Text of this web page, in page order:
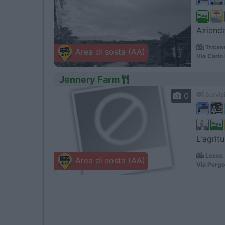
Area di sosta (AA)
Via
Jennery Farm
Area di sosta (AA)
0
Lecce
Via